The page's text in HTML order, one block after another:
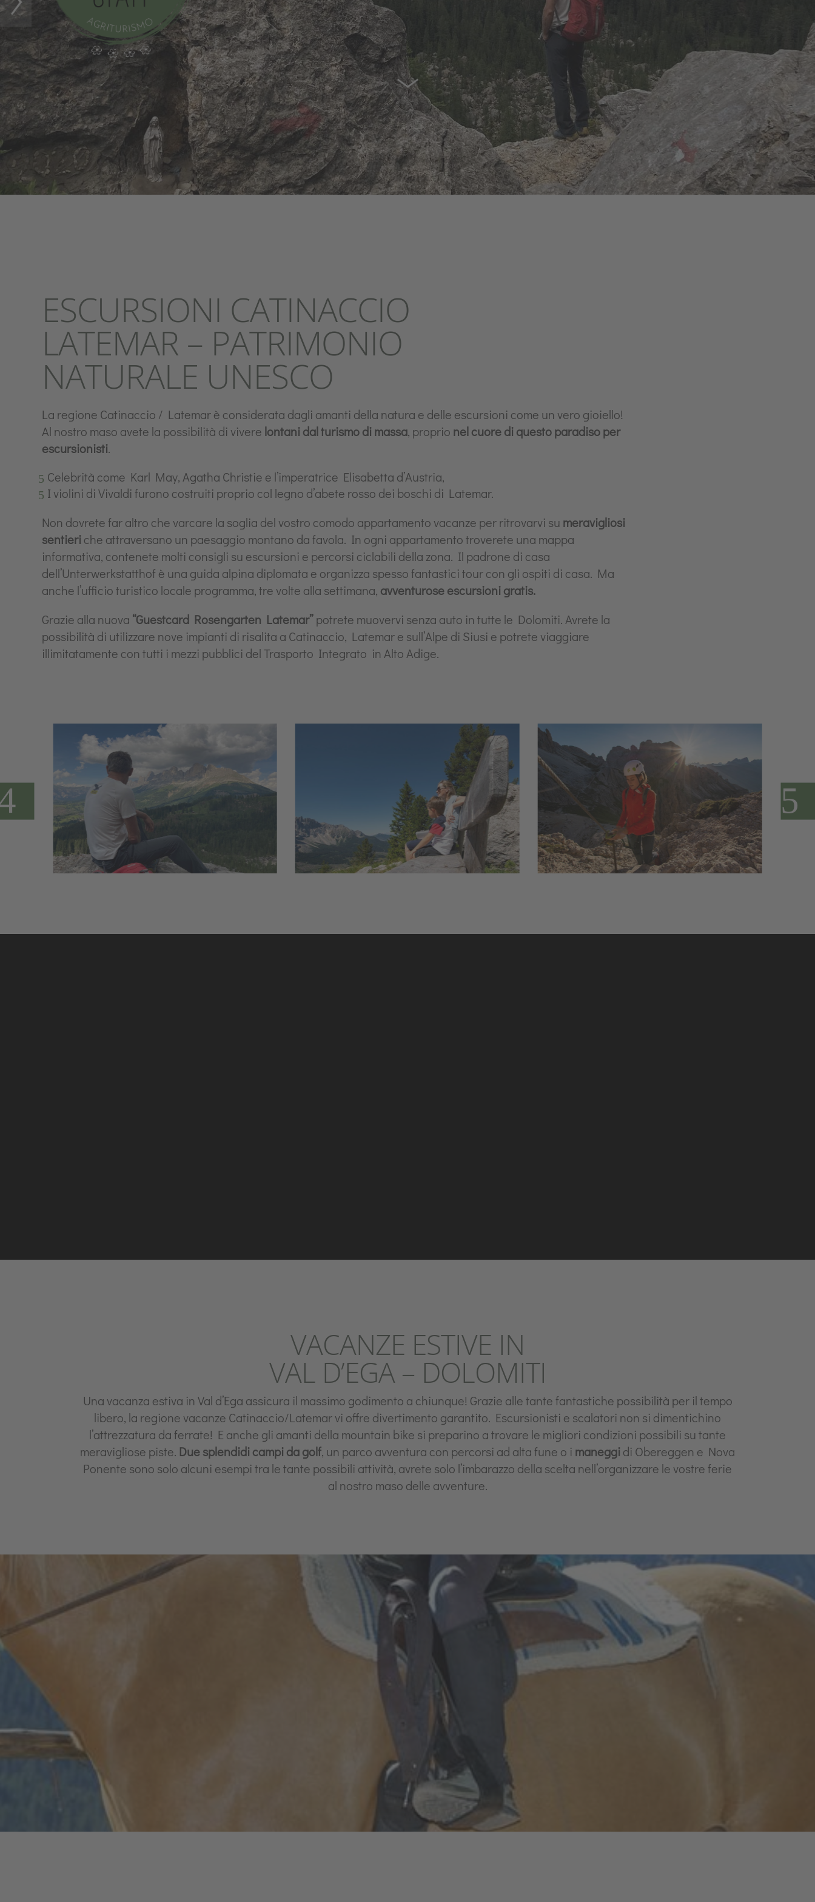
ESCURSIONI CATINACCIO
LATEMAR – PATRIMONIO
NATURALE UNESCO
La regione Catinaccio / Latemar è considerata dagli amanti della natura e delle escursioni come un vero gioiello!
Al nostro maso avete la possibilità di vivere lontani dal turismo di massa, proprio nel cuore di questo paradiso per
escursionisti.
Celebrità come Karl May, Agatha Christie e l’imperatrice Elisabetta d’Austria,
I violini di Vivaldi furono costruiti proprio col legno d’abete rosso dei boschi di Latemar.
Non dovrete far altro che varcare la soglia del vostro comodo appartamento vacanze per ritrovarvi su meravigliosi
sentieriche attraversano un paesaggio montano da favola. In ogni appartamento troverete una mappa
informativa, contenete molti consigli su escursioni e percorsi ciclabili della zona. Il padrone di casa
dell’Unterwerkstatthof è una guida alpina diplomata e organizza spesso fantastici tour con gli ospiti di casa. Ma
anche l’ufficio turistico locale programma, tre volte alla settimana, avventurose escursioni gratis.
Grazie alla nuova “Guestcard Rosengarten Latemar”potrete muovervi senza auto in tutte le Dolomiti. Avrete la
possibilità di utilizzare nove impianti di risalita a Catinaccio, Latemar e sull’Alpe di Siusi e potrete viaggiare
illimitatamente con tutti i mezzi pubblici del Trasporto Integrato in Alto Adige.
VACANZE ESTIVE IN
VAL D’EGA – DOLOMITI
Una vacanza estiva in Val d’Ega assicura il massimo godimento a chiunque! Grazie alle tante fantastiche possibilità per il tempo
libero, la regione vacanze Catinaccio/Latemar vi offre divertimento garantito. Escursionisti e scalatori non si dimentichino
l’attrezzatura da ferrate! E anche gli amanti della mountain bike si preparino a trovare le migliori condizioni possibili su tante
meravigliose piste. Due splendidi campi da golf, un parco avventura con percorsi ad alta fune o i maneggidi Obereggen e Nova
Ponente sono solo alcuni esempi tra le tante possibili attività, avrete solo l’imbarazzo della scelta nell’organizzare le vostre ferie
al nostro maso delle avventure.